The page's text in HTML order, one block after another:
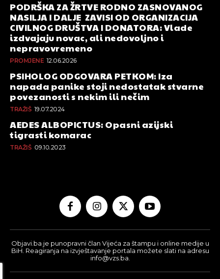
PODRŠKA ZA ŽRTVE RODNO ZASNOVANOG
NASILJA I DALJE ZAVISI OD ORGANIZACIJA
CIVILNOG DRUŠTVA I DONATORA: Vlade
izdvajaju novac, ali nedovoljno i
nepravovremeno
PROMJENE 12.06.2026
PSIHOLOG ODGOVARA PETKOM: Iza
napada panike stoji nedostatak stvarne
povezanosti s nekim ili nečim
TRAŽIŠ 19.07.2024
AEDES ALBOPICTUS: Opasni azijski
tigrasti komarac
TRAŽIŠ 09.10.2023
Objavi.ba je punopravni član Vijeća za štampu i online medije u
BiH. Reagiranja na izvještavanje portala možete slati na adresu
info@vzs.ba.